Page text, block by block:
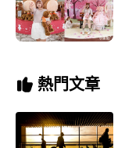
熱門文章